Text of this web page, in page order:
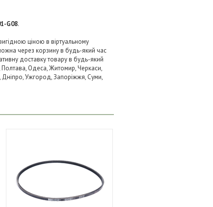
G08.
ціною в віртуальному
через корзину в будь-який час
доставку товару в будь-який
Полтава, Одеса, Житомир, Черкаси,
Дніпро, Ужгород, Запоріжжя, Суми,